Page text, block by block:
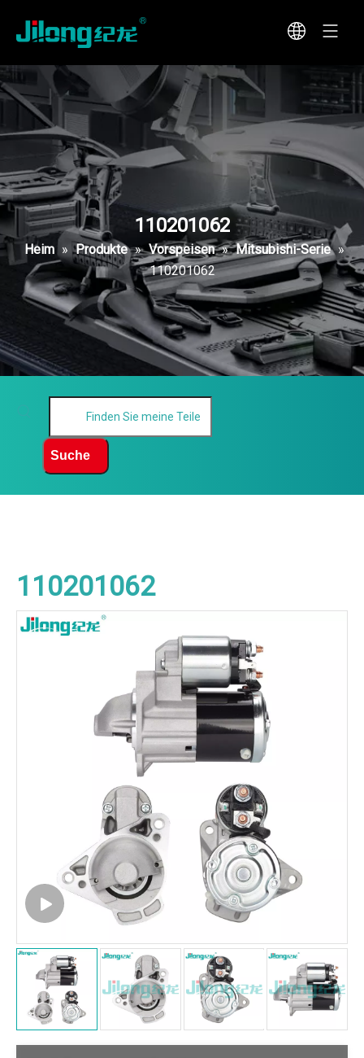
110201062
Heim » Produkte » Vorspeisen » Mitsubishi-Serie »
110201062
Suche
110201062